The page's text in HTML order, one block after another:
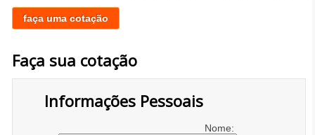
faça uma cotação
Faça sua cotação
Informações Pessoais
Nome: